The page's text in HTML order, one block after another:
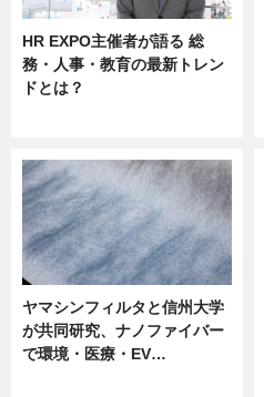
HR EXPO主催者が語る 総
務・人事・教育の最新トレン
ドとは？
ヤマシンフィルタと信州大学
が共同研究、ナノファイバー
で環境・医療・EV…